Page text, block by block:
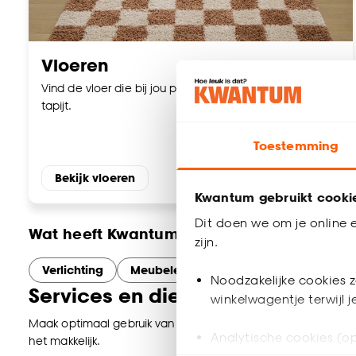
Toestemming
Kwantum gebruikt
Dit doen we om je online
zijn.
Noodzakelijke cookies
winkelwagentje terwijl
Analytische cookies
Vloeren
Vind de vloer die bij jou past. Laminaat, PVC, vinyl en
tapijt.
Bekijk vloeren
Wat heeft Kwantum Geel nog meer te
Verlichting Meubelen
Services en diensten bij
Maak optimaal gebruik van onze services in Geel. Of je nu
het makkelijk.